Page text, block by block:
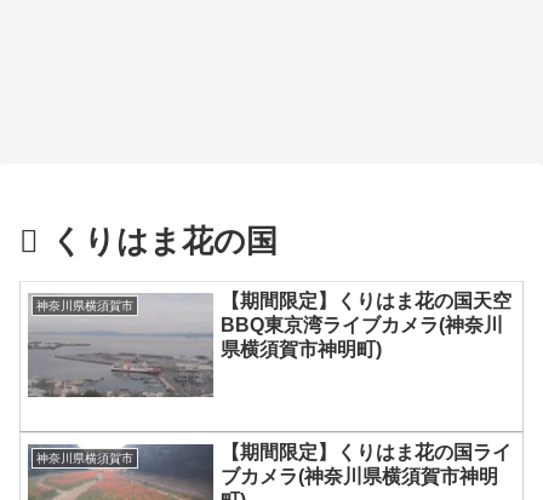
くりはま花の国
神奈川県横須賀市
【期間限定】くりはま花の国天空
BBQ東京湾ライブカメラ(神奈川
県横須賀市神明町)
神奈川県横須賀市
【期間限定】くりはま花の国ライ
ブカメラ(神奈川県横須賀市神明